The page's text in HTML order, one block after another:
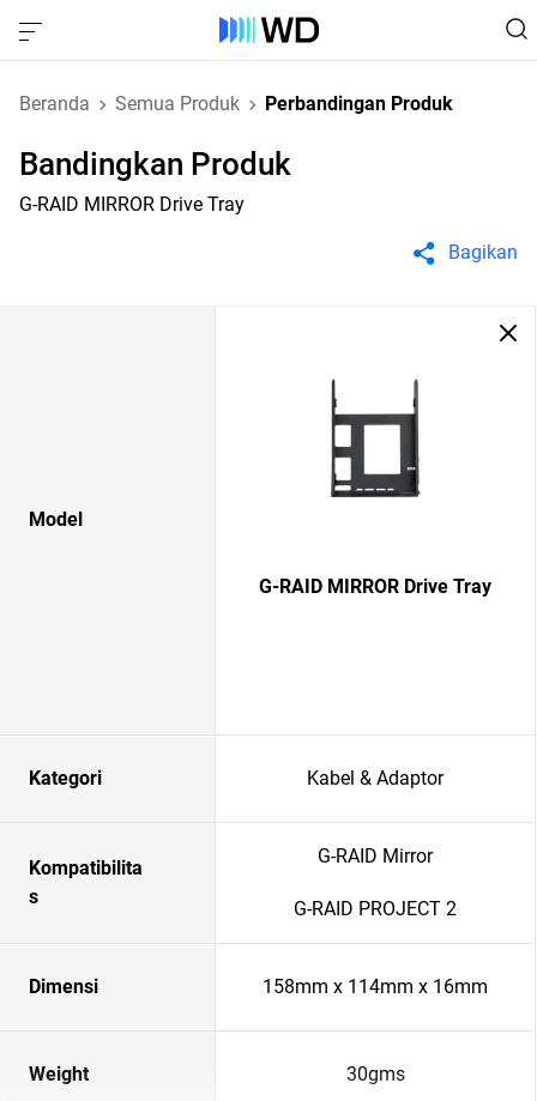
Beranda Semua Produk Perbandingan Produk
Bandingkan Produk
G-RAID MIRROR Drive Tray
Bagikan
Model
G-RAID MIRROR Drive Tray
Kategori Kabel & Adaptor
Kompatibilita
s
G-RAID Mirror
G-RAID PROJECT 2
Dimensi 158mm x 114mm x 16mm
Weight 30gms